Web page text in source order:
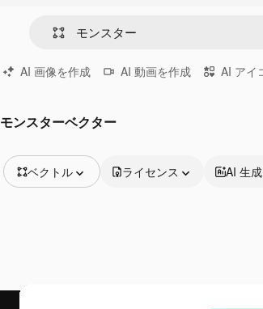
AI 画像を作成 AI 動画を作成 AI アイ
モンスターベクター
ベクトル
動画
ライセンス AI 生